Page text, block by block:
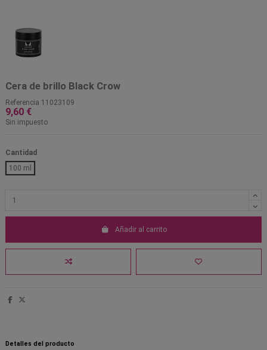
Cera de brillo Black Crow
Referencia 11023109
9,60 €
Sin impuesto
Cantidad
100 ml
Añadir al carrito
Detalles del producto